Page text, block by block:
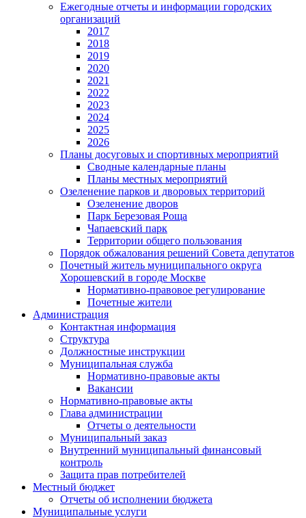
Ежегодные отчеты и информации городских
организаций
2017
2018
2019
2020
2021
2022
2023
2024
2025
2026
Планы досуговых и спортивных мероприятий
Сводные календарные планы
Планы местных мероприятий
Озеленение парков и дворовых территорий
Озеленение дворов
Парк Березовая Роща
Чапаевский парк
Территории общего пользования
Порядок обжалования решений Совета депутатов
Почетный житель муниципального округа
Хорошевский в городе Москве
Нормативно-правовое регулирование
Почетные жители
Администрация
Контактная информация
Структура
Должностные инструкции
Муниципальная служба
Нормативно-правовые акты
Вакансии
Нормативно-правовые акты
Глава администрации
Отчеты о деятельности
Муниципальный заказ
Внутренний муниципальный финансовый
контроль
Защита прав потребителей
Местный бюджет
Отчеты об исполнении бюджета
Муниципальные услуги